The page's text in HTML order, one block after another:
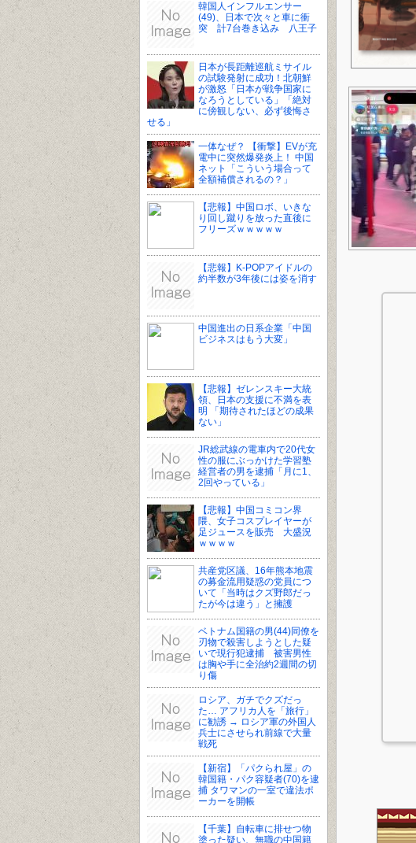
韓国人インフルエンサー
(49)、日本で次々と車に衝
突 計7台巻き込み 八王子
日本が長距離巡航ミサイル
の試験発射に成功！北朝鮮
が激怒「日本が戦争国家に
なろうとしている」「絶対
に傍観しない、必ず後悔さ
せる」
一体なぜ？ 【衝撃】EVが充
電中に突然爆発炎上！ 中国
ネット「こういう場合って
全額補償されるの？」
【悲報】中国ロボ、いきな
り回し蹴りを放った直後に
フリーズｗｗｗｗｗ
【悲報】K-POPアイドルの
約半数が3年後には姿を消す
中国進出の日系企業「中国
ビジネスはもう大変」
【悲報】ゼレンスキー大統
領、日本の支援に不満を表
明 「期待されたほどの成果
ない」
JR総武線の電車内で20代女
性の服にぶっかけた学習塾
経営者の男を逮捕「月に1、
2回やっている」
【悲報】中国コミコン界
隈、女子コスプレイヤーが
足ジュースを販売 大盛況
ｗｗｗｗ
共産党区議、16年熊本地震
の募金流用疑惑の党員につ
いて「当時はクズ野郎だっ
たが今は違う」と擁護
ベトナム国籍の男(44)同僚を
刃物で殺害しようとした疑
いで現行犯逮捕 被害男性
は胸や手に全治約2週間の切
り傷
ロシア、ガチでクズだっ
た… アフリカ人を「旅行」
に勧誘 → ロシア軍の外国人
兵士にさせられ前線で大量
戦死
【新宿】「パクられ屋」の
韓国籍・パク容疑者(70)を逮
捕 タワマンの一室で違法ポ
ーカーを開帳
【千葉】自転車に排せつ物
塗った疑い、無職の中国籍